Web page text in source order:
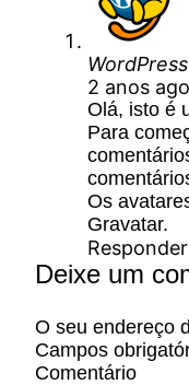
WordPress
2 anos ago
Olá, isto é
Para
Os
Gravatar.
Responder
Deixe um
O seu endereço
Campos
Comentário